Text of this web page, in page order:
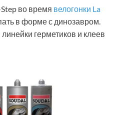
во время велогонки La
в форме с динозавром.
герметиков и клеев